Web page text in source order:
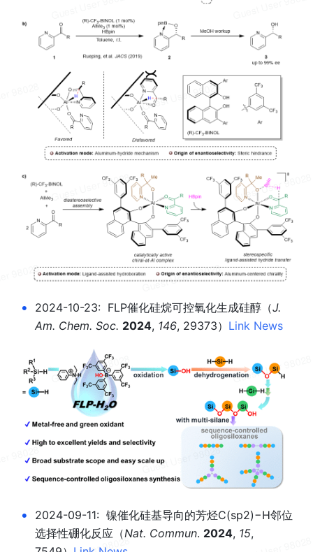
• 2024-10-23:  FLP催化硅烷可控氧化生成硅醇 （J.
Am. Chem. Soc. 2024, 146, 29373） Link News
•
2024-09-11:  镍催化硅基导向的芳烃C(sp2)−H邻位
选择性硼化反应 （Nat. Commun. 2024, 15,